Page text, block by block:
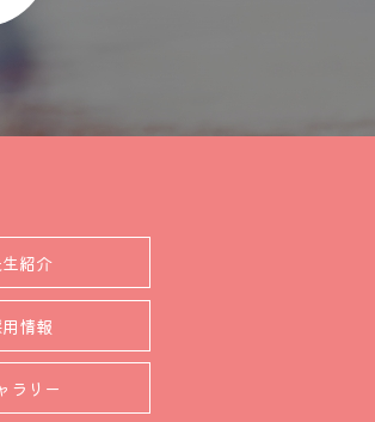
紹介
情報
ラリー